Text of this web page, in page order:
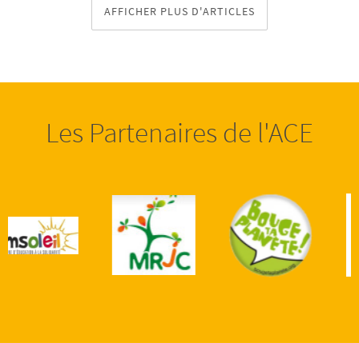
AFFICHER PLUS D'ARTICLES
Les Partenaires de l'ACE